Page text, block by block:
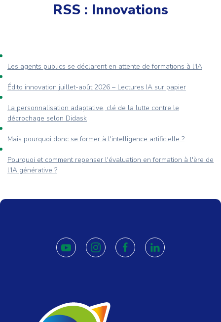
RSS : Innovations
Les agents publics se déclarent en attente de formations à l'IA
Édito innovation juillet-août 2026 – Lectures IA sur papier
La personnalisation adaptative, clé de la lutte contre le
décrochage selon Didask
Mais pourquoi donc se former à l'intelligence artificielle ?
Pourquoi et comment repenser l'évaluation en formation à l'ère de
l'IA générative ?
youtube instagramfacebooklinkedin